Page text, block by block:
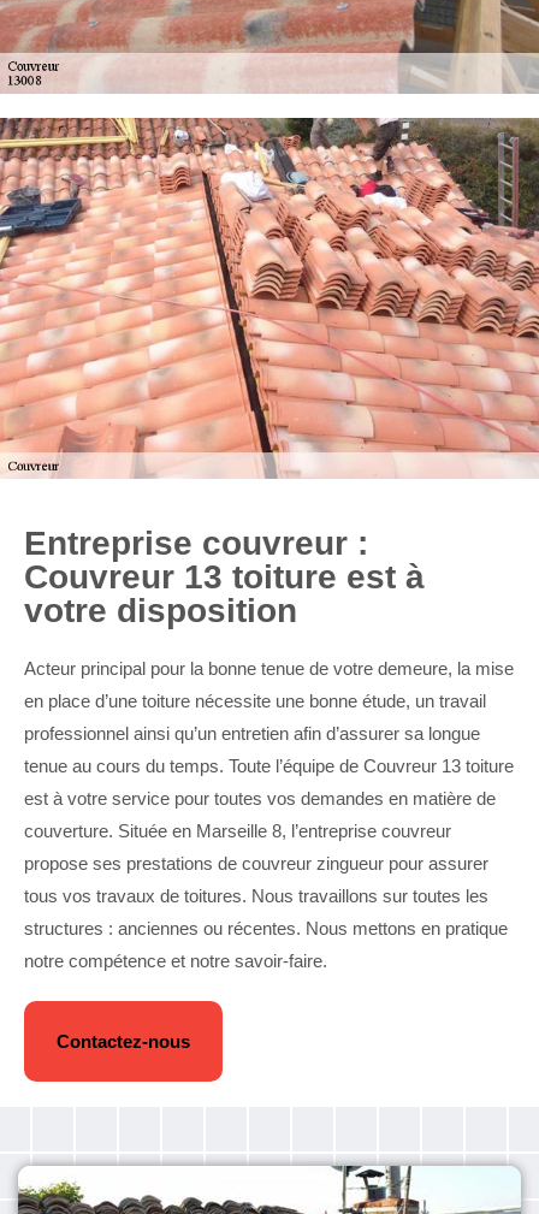
Entreprise couvreur :
Couvreur 13 toiture est à
votre disposition
Acteur principal pour la bonne tenue de votre demeure, la mise
en place d’une toiture nécessite une bonne étude, un travail
professionnel ainsi qu’un entretien afin d’assurer sa longue
tenue au cours du temps. Toute l’équipe de Couvreur 13 toiture
est à votre service pour toutes vos demandes en matière de
couverture. Située en Marseille 8, l’entreprise couvreur
propose ses prestations de couvreur zingueur pour assurer
tous vos travaux de toitures. Nous travaillons sur toutes les
structures : anciennes ou récentes. Nous mettons en pratique
notre compétence et notre savoir-faire.
Contactez-nous